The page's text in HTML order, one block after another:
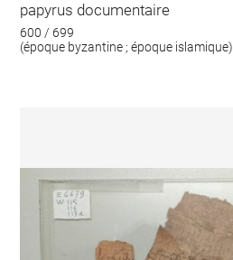
papyrus documentaire
600 / 699
(époque byzantine ; époque islamique)